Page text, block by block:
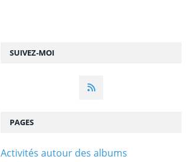
SUIVEZ-MOI
PAGES
Activités autour des albums